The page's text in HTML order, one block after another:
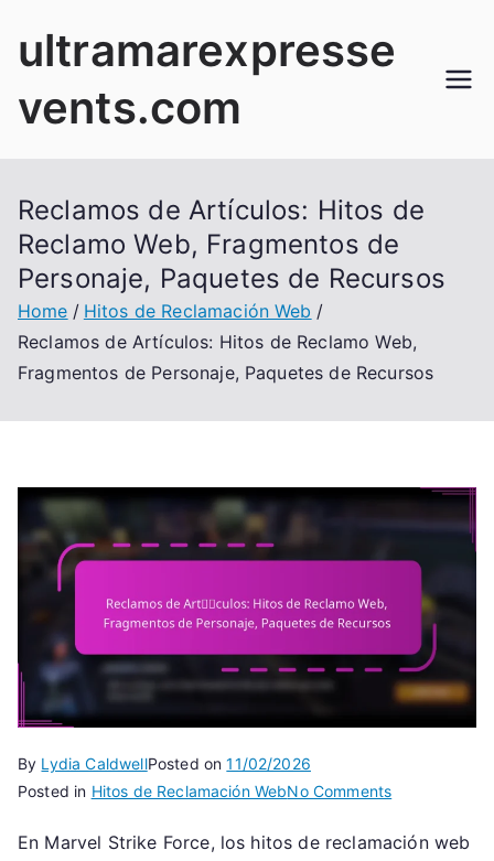
ultramarexpresse
vents.com
Reclamos de Artículos: Hitos de
Reclamo Web, Fragmentos de
Personaje, Paquetes de Recursos
Home
Hitos de Reclamación Web
Reclamos de Artículos: Hitos de Reclamo Web,
Fragmentos de Personaje, Paquetes de Recursos
By Lydia CaldwellPosted on11/02/2026
Posted in Hitos de Reclamación WebNo Commentson
de
En Marvel Strike Force, los hitos de reclamación web